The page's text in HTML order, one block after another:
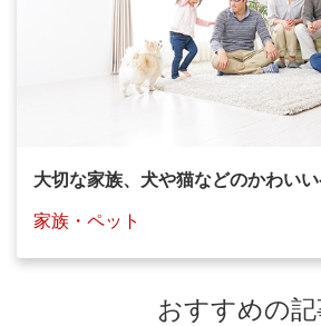
大切な家族、犬や猫などのかわい
家族・ペット
おすすめの記